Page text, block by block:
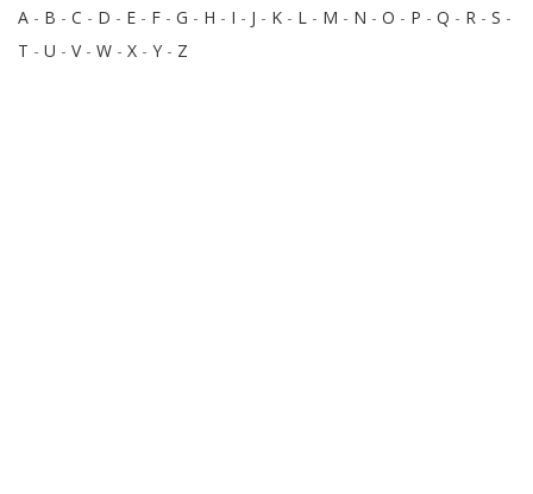
A - B - C - D - E - F - G - H - I - J - K - L - M - N - O - P - Q - R - S -
T - U - V- W - X - Y - Z